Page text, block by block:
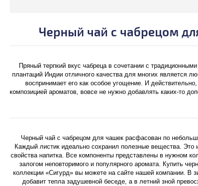
Черный чай с чабрецом
Пряный терпкий вкус чабреца в сочетании с
плантаций Индии отличного качества для многих является
воспринимает его как особое угощение. И
композицией ароматов, вовсе не нужно добавлять каких-то
Черный чай с чабрецом для чашек расфасован по
Каждый листик идеально сохранил полезные вещества. Это
свойства напитка. Все компоненты представлены в нужном
залогом неповторимого и популярного аромата. Купить
коллекции «Сигурд» вы можете на сайте нашей компании. В
добавит тепла задушевной беседе, а в летний зной